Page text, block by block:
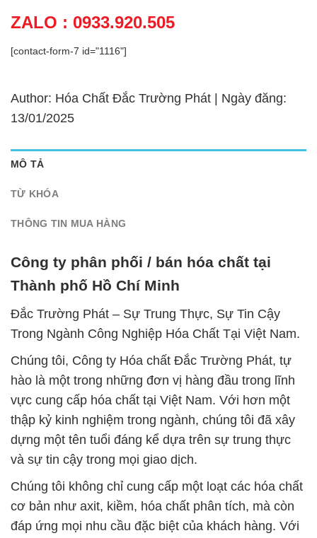
ZALO : 0933.920.505
[contact-form-7 id="1116"]
Author: Hóa Chất Đắc Trường Phát | Ngày đăng:
13/01/2025
MÔ TẢ
TỪ KHÓA
THÔNG TIN MUA HÀNG
Công ty phân phối / bán hóa chất tại
Thành phố Hồ Chí Minh
Đắc Trường Phát – Sự Trung Thực, Sự Tin Cậy
Trong Ngành Công Nghiệp Hóa Chất Tại Việt Nam.
Chúng tôi, Công ty Hóa chất Đắc Trường Phát, tự
hào là một trong những đơn vị hàng đầu trong lĩnh
vực cung cấp hóa chất tại Việt Nam. Với hơn một
thập kỷ kinh nghiệm trong ngành, chúng tôi đã xây
dựng một tên tuổi đáng kể dựa trên sự trung thực
và sự tin cậy trong mọi giao dịch.
Chúng tôi không chỉ cung cấp một loạt các hóa chất
cơ bản như axit, kiềm, hóa chất phân tích, mà còn
đáp ứng mọi nhu cầu đặc biệt của khách hàng. Với